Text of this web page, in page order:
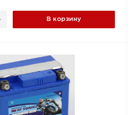
В корзину